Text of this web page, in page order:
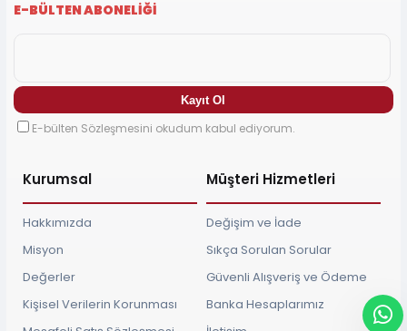
E-BÜLTEN ABONELİĞİ
E-bülten Sözleşmesini okudum kabul ediyorum.
Kurumsal
Hakkımızda
Misyon
Değerler
Kişisel Verilerin Korunması
Müşteri Hizmetleri
Değişim ve İade
Sıkça Sorulan Sorular
Güvenli Alışveriş ve Ödeme
Banka Hesaplarımız